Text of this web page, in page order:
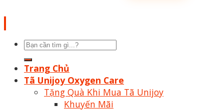
Tìm
kiếm:
Trang Chủ
Tã Unijoy Oxygen Care
Tặng Quà Khi Mua Tã Unijoy
Khuyến Mãi